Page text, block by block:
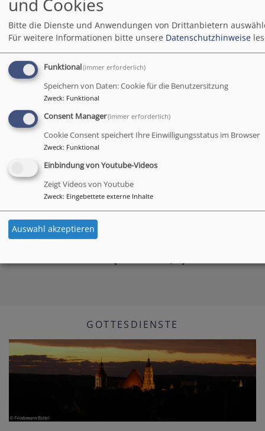
Eltern-Kind-Gruppe
Alesheim Gemeindehaus Alesheim
Di, 11.8. 9:30-11 Uhr
Eltern-Kind-Gruppe "Krabbelgruppe"
Thalmässing Pfarrstadl Offenbau
Di, 11.8. 16 Uhr
Gottesdienst
Weißenburg Altenheim St. Andreas
Gott spricht: Siehe, ich mache alles
GOTTESDIENSTE
Bitte die Dienste und Anwendungen von Drittanbietern
Für weitere Informationen bitte unsere Datenschutzhinweise
Funktional(immer erforderlich)
Speichern von Daten: Cookie für die Benutzersitzung
Zweck: Funktional
Consent Manager(immer erforderlich)
Cookie Consent speichert Ihre Einwilligungsstatus im Browser
Zweck: Funktional
Einbindung von Youtube-Videos
Zeigt Videos von Youtube
Zweck: Eingebettete externe Inhalte
Auswahl akzeptieren